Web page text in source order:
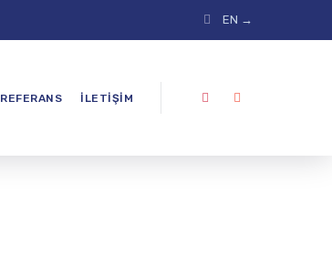
EN →
REFERANS İLETIŞIM